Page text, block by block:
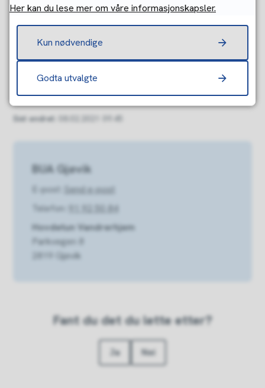
Kan barn låne utstyr på egenhånd?
Hvem kan være ansvarlig låntaker?
Sist endret 08.02.2021 09.45
BUA Gjøvik
E-post
Send e-post
Telefon
91 92 50 84
Hovdetun Vandrerhjem
Parkvegen 8
2819 Gjøvik
Fant du det du lette etter?
Ja Nei
Her kan du lese mer om våre informasjonskapsler.
Kun nødvendige
Godta utvalgte